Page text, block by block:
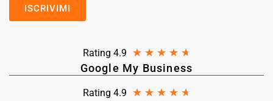
Rating 4.9 ★ ★ ★ ★ ★
Google My Business
Rating 4.9 ★ ★ ★ ★ ★